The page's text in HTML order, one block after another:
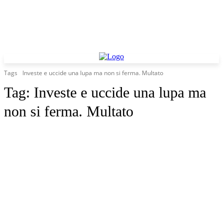
Tags Investe e uccide una lupa ma non si ferma. Multato
Tag: Investe e uccide una lupa ma
non si ferma. Multato